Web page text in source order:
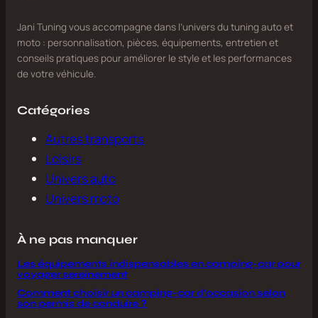
Jani Tuning vous accompagne dans l’univers du tuning auto et
moto : personnalisation, pièces, équipements, entretien et
conseils pratiques pour améliorer le style et les performances
de votre véhicule.
Catégories
Autres transports
Loisirs
Univers auto
Univers moto
À ne pas manquer
Les équipements indispensables en camping-car pour
voyager sereinement
Comment choisir un camping-car d’occasion selon
son permis de conduire ?